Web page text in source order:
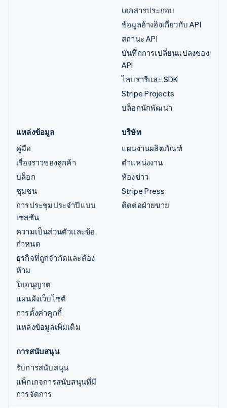
เอกสารประกอบ
ข้อมูลอ้างอิงเกี่ยวกับ API
สถานะ API
บันทึกการเปลี่ยนแปลงของ
API
ไลบรารีและ SDK
Stripe Projects
บล็อกนักพัฒนา
แหล่งข้อมูล
คู่มือ
เรื่องราวของลูกค้า
บล็อก
ชุมชน
การประชุมประจำปีแบบ
เซสชัน
ความเป็นส่วนตัวและข้อ
กำหนด
ธุรกิจที่ถูกจำกัดและต้อง
ห้าม
ใบอนุญาต
แผนผังเว็บไซต์
การตั้งค่าคุกกี้
แหล่งข้อมูลเพิ่มเติม
บริษัท
แผนงานผลิตภัณฑ์
ตำแหน่งงาน
ห้องข่าว
Stripe Press
ติดต่อฝ่ายขาย
การสนับสนุน
รับการสนับสนุน
แพ็กเกจการสนับสนุนที่มี
การจัดการ